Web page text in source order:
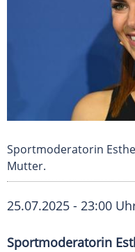
Sportmoderatorin
Mutter.
25.07.2025 - 23:00
Sportmoderatorin